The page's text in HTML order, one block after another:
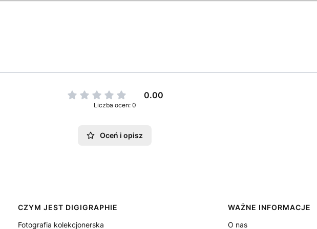
0.00
Liczba ocen: 0
Oceń i opisz
CZYM JEST DIGIGRAPHIE
Fotografia kolekcjonerska
WAŻNE INFORMACJE
O nas